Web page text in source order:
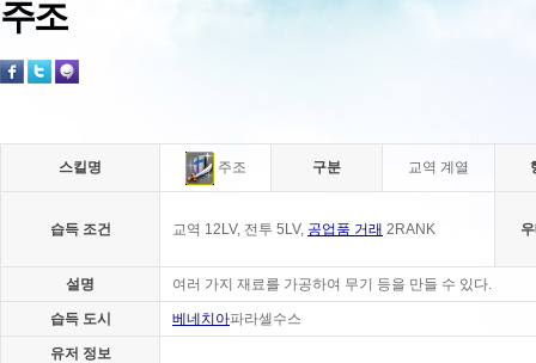
주조
스킬명 주조 구분 교역 계열
습득 조건 교역 12LV, 전투 5LV, 공업품 거래 2RANK
설명 여러 가지 재료를 가공하여 무기 등을 만들 수 있다.
습득 도시 베네치아파라셀수스
유저 정보